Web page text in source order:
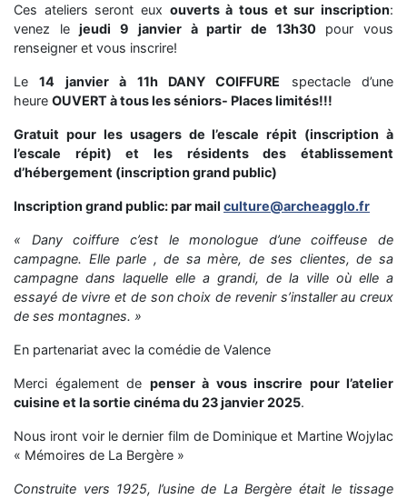
Ces ateliers seront eux ouverts à tous et sur inscription:
venez lejeudi 9 janvier à partir de 13h30pour vous
renseigner et vous inscrire!
Le14 janvier à 11h DANY COIFFURE spectacle d’une
heure OUVERT à tous les séniors- Places limités!!!
Gratuit pour les usagers de l’escale répit (inscription à
l’escale répit) et les résidents des établissement
d’hébergement (inscription grand public)
Inscription grand public: par mail culture@archeagglo.fr
« Dany coiffure c’est le monologue d’une coiffeuse de
campagne. Elle parle , de sa mère, de ses clientes, de sa
campagne dans laquelle elle a grandi, de la ville où elle a
essayé de vivre et de son choix de revenir s’installer au creux
de ses montagnes. »
En partenariat avec la comédie de Valence
Merci également de penser à vous inscrire pour l’atelier
cuisine et la sortie cinéma du 23 janvier 2025.
Nous iront voir le dernier film de Dominique et Martine Wojylac
« Mémoires de La Bergère »
Construite vers 1925, l’usine de La Bergère était le tissage